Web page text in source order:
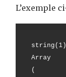
L’exemple
Array
(